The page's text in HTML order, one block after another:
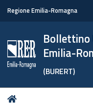
Regione Emilia-Romagna
Bollettino
Emilia-
(BURERT)
Tu